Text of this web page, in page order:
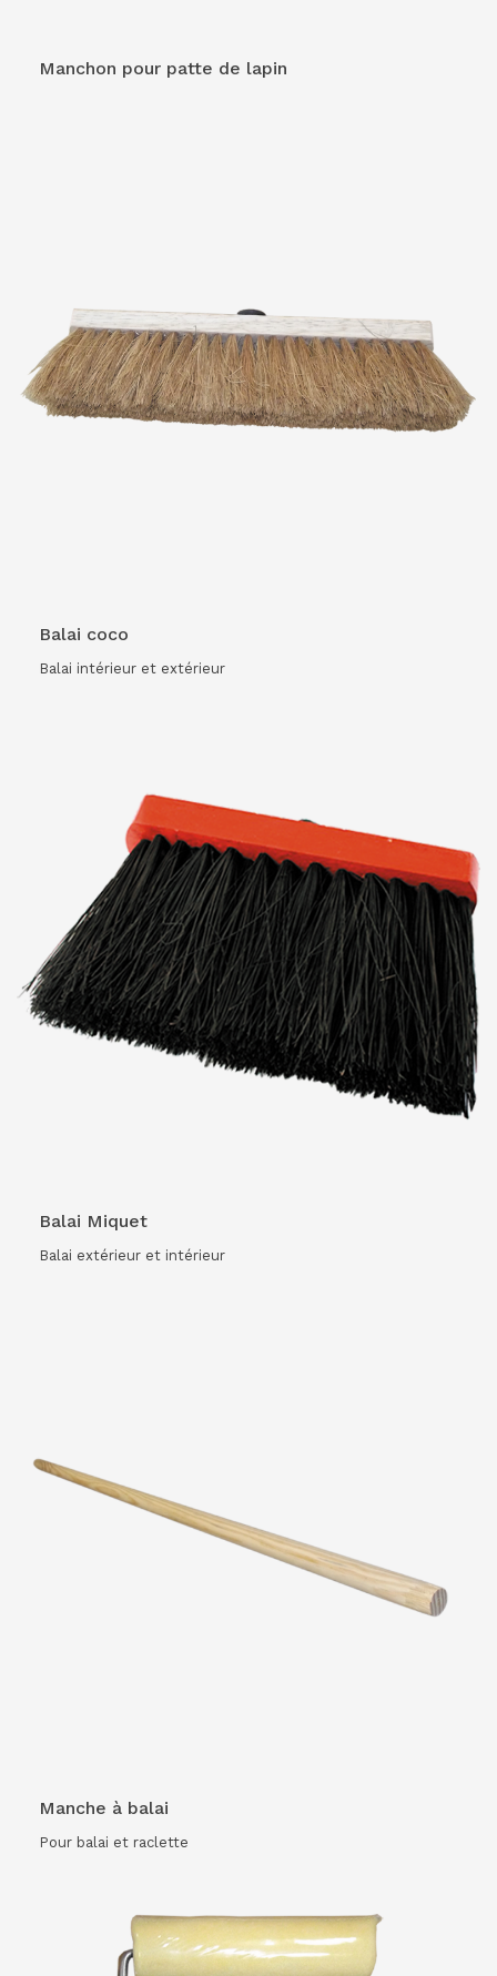
Manchon pour patte de lapin
Balai coco
Balai intérieur et extérieur
Balai Miquet
Balai extérieur et intérieur
VOIR LE PRODUIT
Manche à balai
Pour balai et raclette